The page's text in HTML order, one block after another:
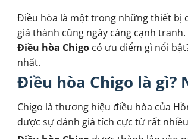
Điều hòa là một trong những thiết bị
giá thành cũng ngày càng cạnh
Điều hòa Chigo có ưu điểm gì nổi
nhất.
Điều hòa Chigo là gì?
Chigo là thương hiệu điều hòa của
được sự đánh giá tích cực từ rất